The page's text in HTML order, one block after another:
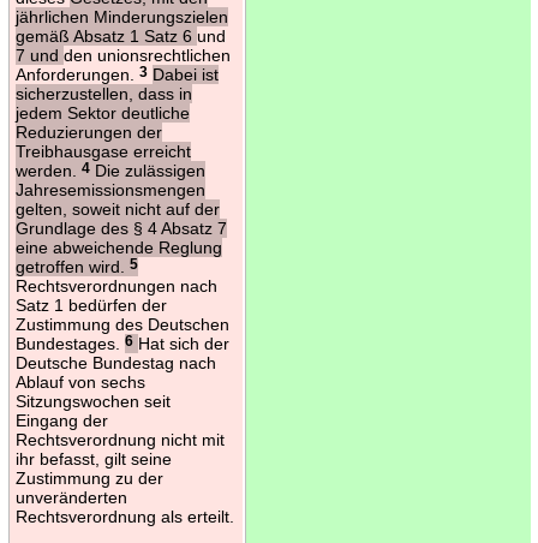
jährlichen Minderungszielen
gemäß Absatz 1 Satz 6 und
7 und den unionsrechtlichen
Anforderungen.
3 Dabei ist
sicherzustellen, dass in
jedem Sektor deutliche
Reduzierungen der
Treibhausgase erreicht
werden.
4Die zulässigen
Jahresemissionsmengen
gelten, soweit nicht auf der
Grundlage des § 4 Absatz 7
eine abweichende Reglung
getroffen wird.
5
Rechtsverordnungen nach
Satz 1 bedürfen der
Zustimmung des Deutschen
Bundestages.
6 Hat sich der
Deutsche Bundestag nach
Ablauf von sechs
Sitzungswochen seit
Eingang der
Rechtsverordnung nicht mit
ihr befasst, gilt seine
Zustimmung zu der
unveränderten
Rechtsverordnung als erteilt.